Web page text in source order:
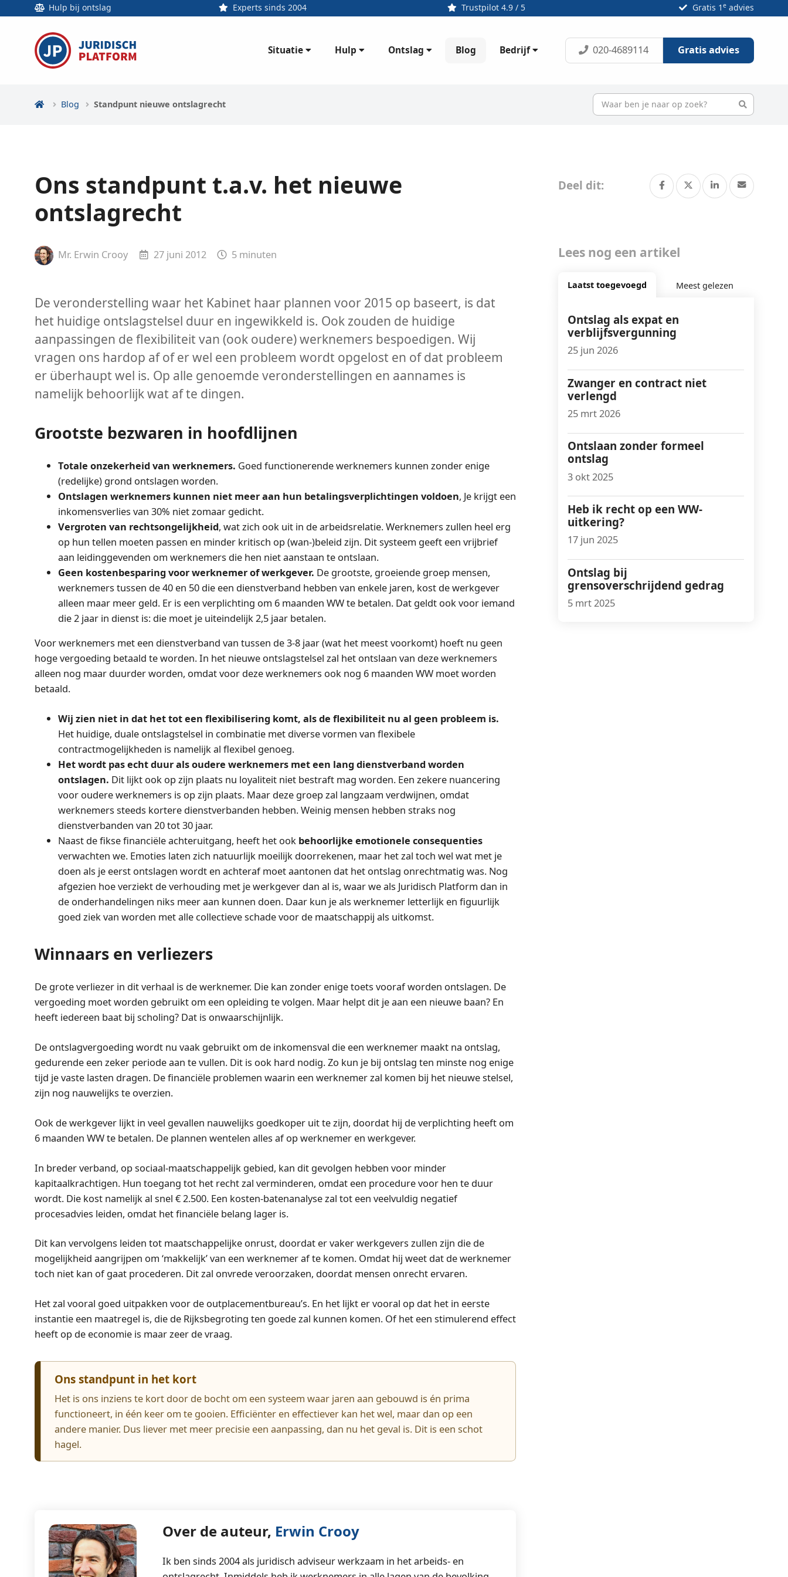
Hulp bij ontslag Experts sinds 2004 Trustpilot 4.9 / 5 Gratis 1 eadvies
Situatie Hulp Ontslag Blog Bedrijf 020-4689114 Gratis advies
Blog Standpunt nieuwe ontslagrecht
Ons standpunt t.a.v. het nieuwe
ontslagrecht
Mr. Erwin Crooy 27 juni 2012 5 minuten
De veronderstelling waar het Kabinet haar plannen voor 2015 op baseert, is dat
het huidige ontslagstelsel duur en ingewikkeld is. Ook zouden de huidige
aanpassingen de flexibiliteit van (ook oudere) werknemers bespoedigen. Wij
vragen ons hardop af of er wel een probleem wordt opgelost en of dat probleem
er überhaupt wel is. Op alle genoemde veronderstellingen en aannames is
namelijk behoorlijk wat af te dingen.
Grootste bezwaren in hoofdlijnen
Totale onzekerheid van werknemers. Goed functionerende werknemers kunnen zonder enige
(redelijke) grond ontslagen worden.
Ontslagen werknemers kunnen niet meer aan hun betalingsverplichtingen voldoen, Je krijgt een
inkomensverlies van 30% niet zomaar gedicht.
Vergroten van rechtsongelijkheid, wat zich ook uit in de arbeidsrelatie. Werknemers zullen heel erg
op hun tellen moeten passen en minder kritisch op (wan-)beleid zijn. Dit systeem geeft een vrijbrief
aan leidinggevenden om werknemers die hen niet aanstaan te ontslaan.
Geen kostenbesparing voor werknemer of werkgever. De grootste, groeiende groep mensen,
werknemers tussen de 40 en 50 die een dienstverband hebben van enkele jaren, kost de werkgever
alleen maar meer geld. Er is een verplichting om 6 maanden WW te betalen. Dat geldt ook voor iemand
die 2 jaar in dienst is: die moet je uiteindelijk 2,5 jaar betalen.
Voor werknemers met een dienstverband van tussen de 3-8 jaar (wat het meest voorkomt) hoeft nu geen
hoge vergoeding betaald te worden. In het nieuwe ontslagstelsel zal het ontslaan van deze werknemers
alleen nog maar duurder worden, omdat voor deze werknemers ook nog 6 maanden WW moet worden
betaald.
Wij zien niet in dat het tot een flexibilisering komt, als de flexibiliteit nu al geen probleem is.
Het huidige, duale ontslagstelsel in combinatie met diverse vormen van flexibele
contractmogelijkheden is namelijk al flexibel genoeg.
Het wordt pas echt duur als oudere werknemers met een lang dienstverband worden
ontslagen. Dit lijkt ook op zijn plaats nu loyaliteit niet bestraft mag worden. Een zekere nuancering
voor oudere werknemers is op zijn plaats. Maar deze groep zal langzaam verdwijnen, omdat
werknemers steeds kortere dienstverbanden hebben. Weinig mensen hebben straks nog
dienstverbanden van 20 tot 30 jaar.
Naast de fikse financiële achteruitgang, heeft het ook behoorlijke emotionele consequenties
verwachten we. Emoties laten zich natuurlijk moeilijk doorrekenen, maar het zal toch wel wat met je
doen als je eerst ontslagen wordt en achteraf moet aantonen dat het ontslag onrechtmatig was. Nog
afgezien hoe verziekt de verhouding met je werkgever dan al is, waar we als Juridisch Platform dan in
de onderhandelingen niks meer aan kunnen doen. Daar kun je als werknemer letterlijk en figuurlijk
goed ziek van worden met alle collectieve schade voor de maatschappij als uitkomst.
Winnaars en verliezers
De grote verliezer in dit verhaal is de werknemer. Die kan zonder enige toets vooraf worden ontslagen. De
vergoeding moet worden gebruikt om een opleiding te volgen. Maar helpt dit je aan een nieuwe baan? En
heeft iedereen baat bij scholing? Dat is onwaarschijnlijk.
De ontslagvergoeding wordt nu vaak gebruikt om de inkomensval die een werknemer maakt na ontslag,
gedurende een zeker periode aan te vullen. Dit is ook hard nodig. Zo kun je bij ontslag ten minste nog enige
tijd je vaste lasten dragen. De financiële problemen waarin een werknemer zal komen bij het nieuwe stelsel,
zijn nog nauwelijks te overzien.
Ook de werkgever lijkt in veel gevallen nauwelijks goedkoper uit te zijn, doordat hij de verplichting heeft om
6 maanden WW te betalen. De plannen wentelen alles af op werknemer en werkgever.
In breder verband, op sociaal-maatschappelijk gebied, kan dit gevolgen hebben voor minder
kapitaalkrachtigen. Hun toegang tot het recht zal verminderen, omdat een procedure voor hen te duur
wordt. Die kost namelijk al snel € 2.500. Een kosten-batenanalyse zal tot een veelvuldig negatief
procesadvies leiden, omdat het financiële belang lager is.
Dit kan vervolgens leiden tot maatschappelijke onrust, doordat er vaker werkgevers zullen zijn die de
mogelijkheid aangrijpen om ‘makkelijk’ van een werknemer af te komen. Omdat hij weet dat de werknemer
toch niet kan of gaat procederen. Dit zal onvrede veroorzaken, doordat mensen onrecht ervaren.
Het zal vooral goed uitpakken voor de outplacementbureau’s. En het lijkt er vooral op dat het in eerste
instantie een maatregel is, die de Rijksbegroting ten goede zal kunnen komen. Of het een stimulerend effect
heeft op de economie is maar zeer de vraag.
Ons standpunt in het kort
Het is ons inziens te kort door de bocht om een systeem waar jaren aan gebouwd is én prima
functioneert, in één keer om te gooien. Efficiënter en effectiever kan het wel, maar dan op een
andere manier. Dus liever met meer precisie een aanpassing, dan nu het geval is. Dit is een schot
hagel.
Over de auteur, Erwin Crooy
Ik ben sinds 2004 als juridisch adviseur werkzaam in het arbeids- en
Deel dit:
Lees nog een artikel
Laatst toegevoegd Meest gelezen
Ontslag als expat en
verblijfsvergunning
25 jun 2026
Zwanger en contract niet
verlengd
25 mrt 2026
Ontslaan zonder formeel
ontslag
3 okt 2025
Heb ik recht op een WW-
uitkering?
17 jun 2025
Ontslag bij
grensoverschrijdend gedrag
5 mrt 2025